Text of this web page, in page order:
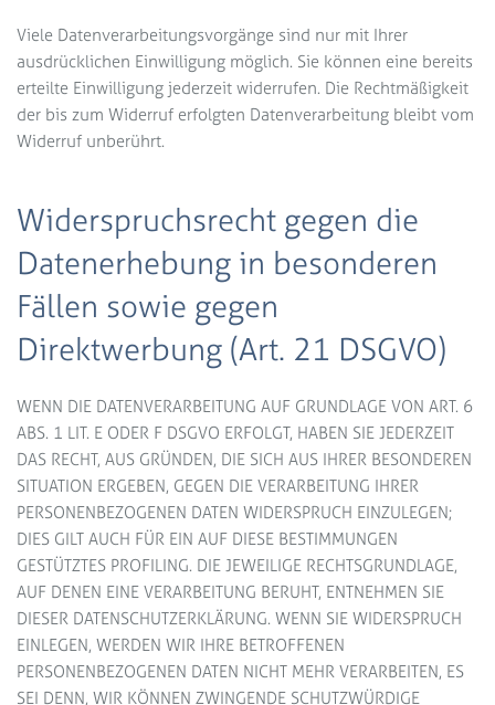
Viele Datenverarbeitungsvorgänge sind nur mit Ihrer
ausdrücklichen Einwilligung möglich. Sie können eine bereits
erteilte Einwilligung jederzeit widerrufen. Die Rechtmäßigkeit
der bis zum Widerruf erfolgten Datenverarbeitung bleibt vom
Widerruf unberührt.
Widerspruchsrecht gegen die
Datenerhebung in besonderen
Fällen sowie gegen
Direktwerbung (Art. 21 DSGVO)
WENN DIE DATENVERARBEITUNG AUF GRUNDLAGE VON ART. 6
ABS. 1 LIT. E ODER F DSGVO ERFOLGT, HABEN SIE JEDERZEIT
DAS RECHT, AUS GRÜNDEN, DIE SICH AUS IHRER BESONDEREN
SITUATION ERGEBEN, GEGEN DIE VERARBEITUNG IHRER
PERSONENBEZOGENEN DATEN WIDERSPRUCH EINZULEGEN;
DIES GILT AUCH FÜR EIN AUF DIESE BESTIMMUNGEN
GESTÜTZTES PROFILING. DIE JEWEILIGE RECHTSGRUNDLAGE,
AUF DENEN EINE VERARBEITUNG BERUHT, ENTNEHMEN SIE
DIESER DATENSCHUTZERKLÄRUNG. WENN SIE WIDERSPRUCH
EINLEGEN, WERDEN WIR IHRE BETROFFENEN
PERSONENBEZOGENEN DATEN NICHT MEHR VERARBEITEN, ES
SEI DENN, WIR KÖNNEN ZWINGENDE SCHUTZWÜRDIGE